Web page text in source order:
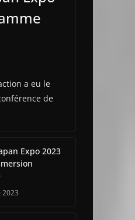
a eu le
de
Expo 2023
2023